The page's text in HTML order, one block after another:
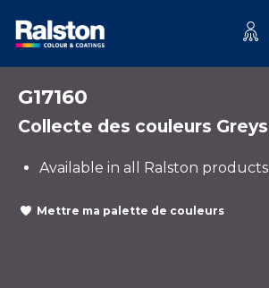
G17160
Collecte des couleurs Greys
Available in all Ralston products
Mettre ma palette de couleurs